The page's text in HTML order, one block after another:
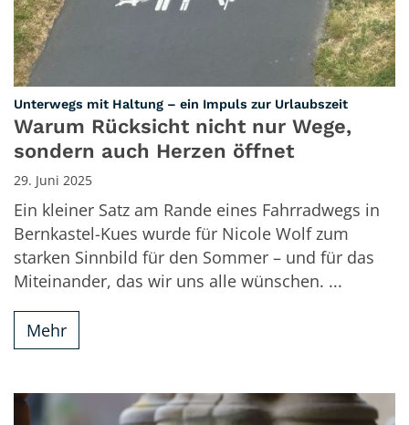
Unterwegs mit Haltung – ein Impuls zur Urlaubszeit:
Warum Rücksicht nicht nur Wege,
sondern auch Herzen öffnet
29. Juni 2025
Ein kleiner Satz am Rande eines Fahrradwegs in
Bernkastel-Kues wurde für Nicole Wolf zum
starken Sinnbild für den Sommer – und für das
Miteinander, das wir uns alle wünschen. ...
Mehr